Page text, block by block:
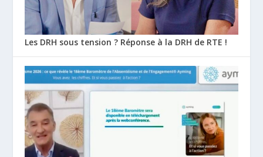
Les DRH sous tension ? Réponse à la DRH de RTE !